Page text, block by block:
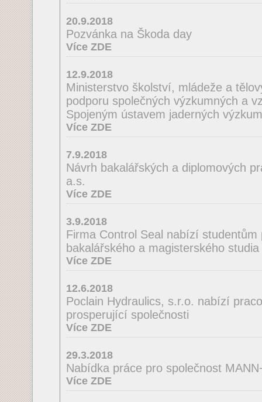
20.9.2018
Pozvánka na Škoda day
Více ZDE
12.9.2018
Ministerstvo školství, mládeže a
podporu společných výzkumných a
Spojeným ústavem jaderných
Více ZDE
7.9.2018
Návrh bakalářských a diplomových
a.s.
Více ZDE
3.9.2018
Firma Control Seal nabízí
bakalářského a magisterského
Více ZDE
12.6.2018
Poclain Hydraulics, s.r.o. nabízí
prosperující společnosti
Více ZDE
29.3.2018
Nabídka práce pro společnost
Více ZDE